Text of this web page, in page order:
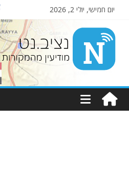
יום חמישי, יולי 2, 2026
Nziv.net
מודיעין
מהמקורות